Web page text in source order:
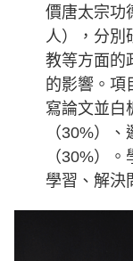
價唐太宗功
人），分別
教等方面的
的影響。項
寫論文並白
（30%）
（30%）
學習、解決